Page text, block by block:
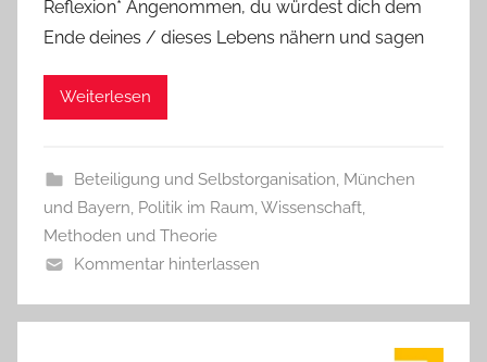
Reflexion* Angenommen, du würdest dich dem
Ende deines / dieses Lebens nähern und sagen
Weiterlesen
Beteiligung und Selbstorganisation, München
und Bayern, Politik im Raum,Wissenschaft,
Methoden und Theorie
Kommentar hinterlassen